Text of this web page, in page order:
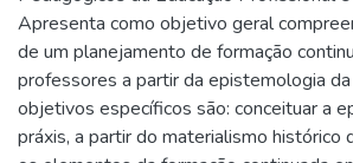
Apresenta como objetivo geral
de um planejamento de formação
professores a partir da epistemologia da
objetivos específicos são: conceituar a
práxis, a partir do materialismo histórico